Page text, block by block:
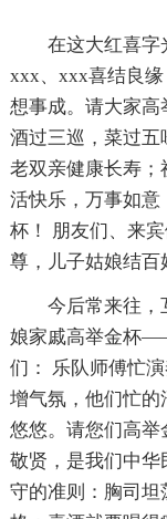
在这大红喜字
xxx、xxx喜结良
想事成。请大家
酒过三巡，菜过五
老双亲健康长寿；
活快乐，万事如
杯！ 朋友们、来
尊，儿子姑娘结百
今后常来往，
娘家戚高举金杯
们： 乐队师傅忙
增气氛，他们忙
悠悠。请您们高
敬贤，是我们中华
守的准则：胸司坦